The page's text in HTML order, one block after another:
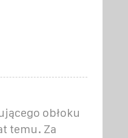
obłoku
temu. Za